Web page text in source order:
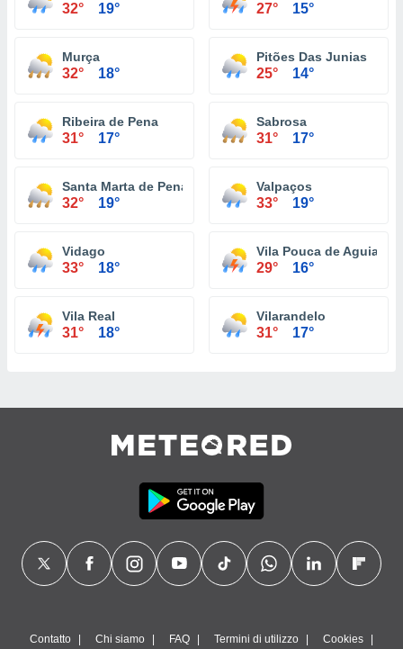
32° 19° 27° 15°
Murça
32° 18°
Pitões Das Junias
25° 14°
Ribeira de Pena
31° 17°
Sabrosa
31° 17°
Santa Marta de Penaguião
32° 19°
Valpaços
33° 19°
Vidago
33° 18°
Vila Pouca de Aguiar
29° 16°
Vila Real
31° 18°
Vilarandelo
31° 17°
Contatto Chi siamo FAQ Termini di utilizzo Cookies